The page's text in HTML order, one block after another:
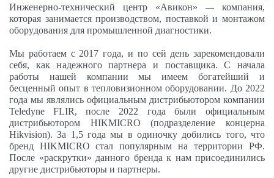
Инженерно-технический центр «Авикон»— компания,
которая занимается производством, поставкой и монтажом
оборудования для промышленной диагностики.
Мы работаем с 2017 года, и по сей день зарекомендовали
себя, какнадежного партнера и поставщика. С начала
работы нашей компании мы имеем богатейший и
бесценный опыт в тепловизионном оборудовании. До 2022
года мы являлись официальным дистрибьютором компании
Teledyne FLIR, после 2022 года были официальным
дистрибьютором HIKMICRO (подразделение концерна
Hikvision). За 1,5года мы в одиночку добились того, что
бренд HIKMICRO стал популярным на территории РФ.
После «раскрутки» данного бренда к нам присоединились
другие дистрибьюторы и партнеры.